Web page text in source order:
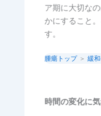
ア期に大切な
かにすること
す。
腫瘍トップ ＞ 緩
時間の変化に気